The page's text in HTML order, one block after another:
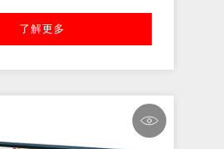
了解更多